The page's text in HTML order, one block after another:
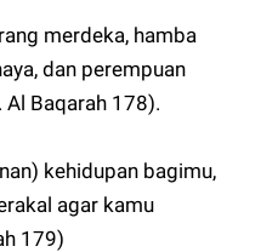
merdeka, hamba
dan perempuan
Al Baqarah 178).
kehidupan bagimu,
agar kamu
179)